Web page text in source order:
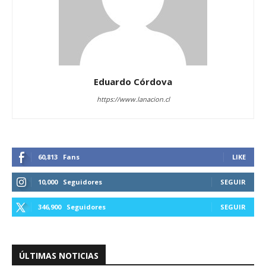
Eduardo Córdova
https://www.lanacion.cl
60,813 Fans LIKE
10,000 Seguidores SEGUIR
346,900 Seguidores SEGUIR
ÚLTIMAS NOTICIAS